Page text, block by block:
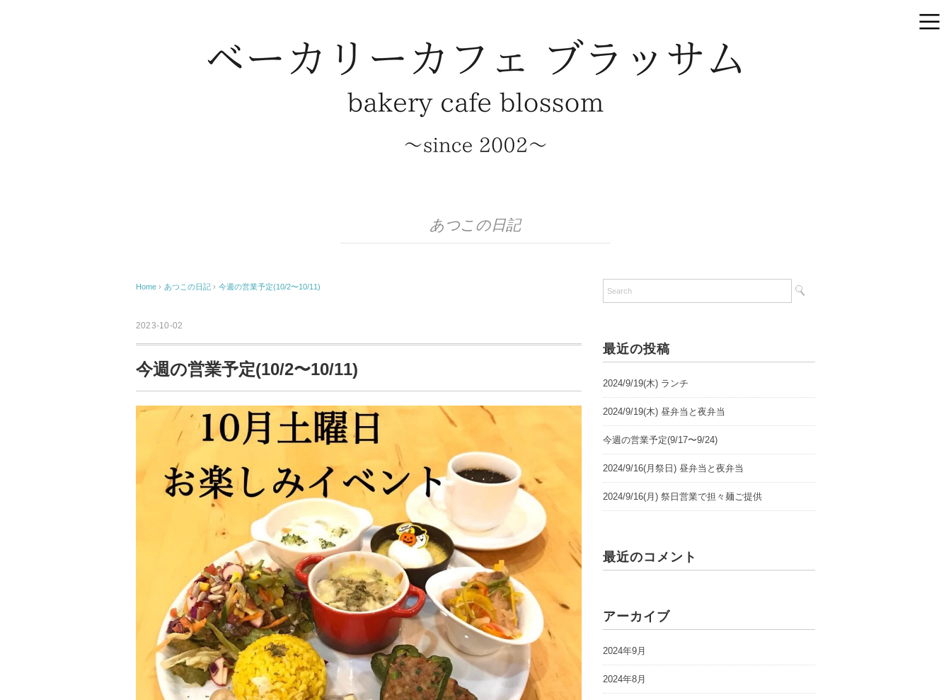
あつこの日記
Home › あつこの日記 › 今週の営業予定(10/2〜10/11)
2023-10-02
今週の営業予定(10/2〜10/11)
最近の投稿
2024/9/19(木) ランチ
2024/9/19(木) 昼弁当と夜弁当
今週の営業予定(9/17〜9/24)
2024/9/16(月祭日) 昼弁当と夜弁当
2024/9/16(月) 祭日営業で担々麺ご提供
最近のコメント
アーカイブ
2024年9月
2024年8月